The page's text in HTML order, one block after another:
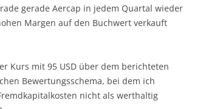
gerade Aercap in jedem Quartal wieder
Margen auf den Buchwert verkauft
Kurs mit 95 USD über dem berichteten
Bewertungsschema, bei dem ich
nicht als werthaltig